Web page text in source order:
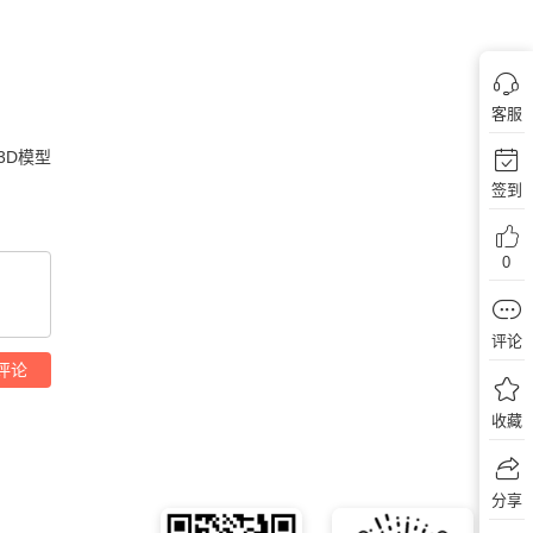
模型
论
客服
签到
0
评论
收藏
分享